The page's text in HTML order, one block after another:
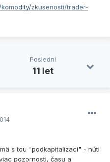
zkusenosti/trader-
Poslední
11 let
s tou "podkapitalizaci" - núti
pozornosti, času a